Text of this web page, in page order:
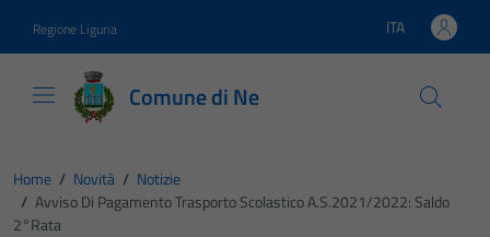
Regione Liguria Lingua attiva:
ITA
Comune di Ne
Home / Novità / Notizie
/ Avviso Di Pagamento Trasporto Scolastico A.s.2021/2022: Saldo
2°rata